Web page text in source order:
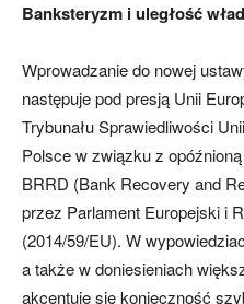
Banksteryzm i uległość
Wprowadzanie do nowej
następuje pod presją Unii
Trybunału Sprawiedliwości
Polsce w związku z
BRRD (Bank Recovery and
przez Parlament Europejski i
(2014/59/EU). W
a także w doniesieniach
akcentuje się konieczność